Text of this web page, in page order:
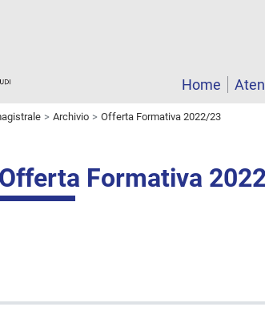
Home
Archivio Offerta Formativa 2022/23
Offerta Formativa